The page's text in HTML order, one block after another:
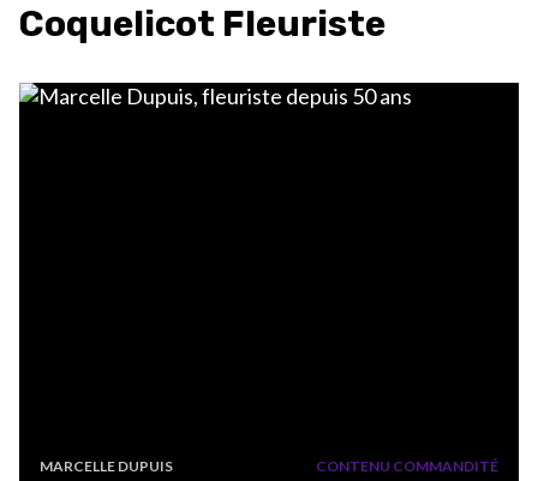
Coquelicot Fleuriste
MARCELLE DUPUIS CONTENU COMMANDITÉ